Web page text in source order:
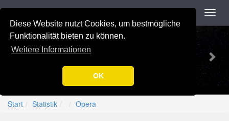
Diese Website nutzt Cookies, um bestmögliche
Funktionalität bieten zu können.
Weitere Informationen
OK
Navigation
Previous-=[Nation-7.de]=-
Start Statistik Opera